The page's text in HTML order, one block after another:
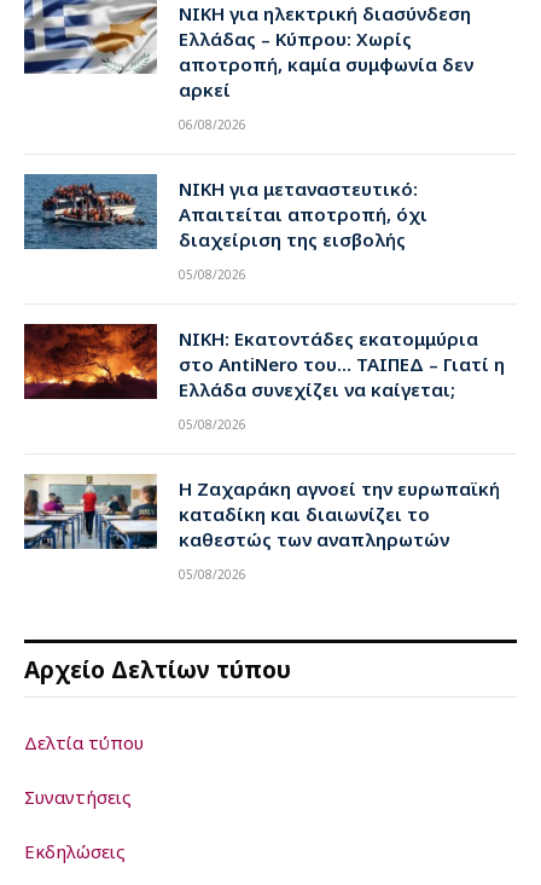
ΝΙΚΗ για ηλεκτρική διασύνδεση
Ελλάδας – Κύπρου: Χωρίς
αποτροπή, καμία συμφωνία δεν
αρκεί
06/08/2026
ΝΙΚΗ για μεταναστευτικό:
Απαιτείται αποτροπή, όχι
διαχείριση της εισβολής
05/08/2026
ΝΙΚΗ: Εκατοντάδες εκατομμύρια
στο AntiNero του… ΤΑΙΠΕΔ – Γιατί η
Ελλάδα συνεχίζει να καίγεται;
05/08/2026
Η Ζαχαράκη αγνοεί την ευρωπαϊκή
καταδίκη και διαιωνίζει το
καθεστώς των αναπληρωτών
05/08/2026
Αρχείο Δελτίων τύπου
Δελτία τύπου
Συναντήσεις
Εκδηλώσεις